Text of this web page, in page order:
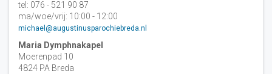
tel: 076 - 521 90 87
ma/woe/vrij: 10:00 - 12:00
michael@augustinusparochiebreda.nl
Maria Dymphnakapel
Moerenpad 10
4824 PA Breda